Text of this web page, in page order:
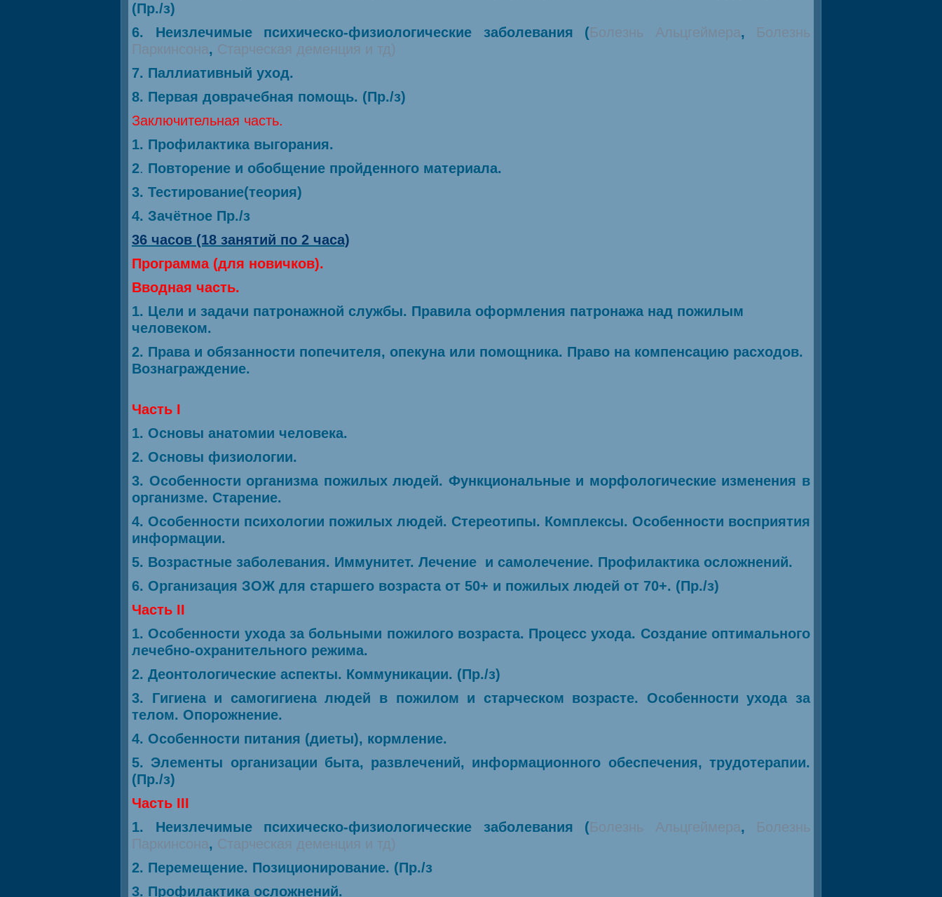
(Пр./з)
6. Неизлечимые психическо-физиологические заболевания (Болезнь Альцгеймера, Болезнь
Паркинсона, Старческая деменция и тд)
7. Паллиативный уход.
8. Первая доврачебная помощь. (Пр./з)
Заключительная часть.
1. Профилактика выгорания.
2. Повторение и обобщение пройденного материала.
3. Тестирование(теория)
4. Зачётное Пр./з
36 часов (18 занятий по 2 часа)
Программа (для новичков).
Вводная часть.
1. Цели и задачи патронажной службы. Правила оформления патронажа над пожилым
человеком.
2. Права и обязанности попечителя, опекуна или помощника. Право на компенсацию расходов.
Вознаграждение.
Часть I
1. Основы анатомии человека.
2. Основы физиологии.
3. Особенности организма пожилых людей. Функциональные и морфологические изменения в
организме. Старение.
4. Особенности психологии пожилых людей. Стереотипы. Комплексы. Особенности восприятия
информации.
5. Возрастные заболевания. Иммунитет. Лечение и самолечение. Профилактика осложнений.
6. Организация ЗОЖ для старшего возраста от 50+ и пожилых людей от 70+. (Пр./з)
Часть II
1. Особенности ухода за больными пожилого возраста. Процесс ухода. Создание оптимального
лечебно-охранительного режима.
2. Деонтологические аспекты. Коммуникации. (Пр./з)
3. Гигиена и самогигиена людей в пожилом и старческом возрасте. Особенности ухода за
телом. Опорожнение.
4. Особенности питания (диеты), кормление.
5. Элементы организации быта, развлечений, информационного обеспечения, трудотерапии.
(Пр./з)
Часть III
1. Неизлечимые психическо-физиологические заболевания (Болезнь Альцгеймера, Болезнь
Паркинсона, Старческая деменция и тд)
2. Перемещение. Позиционирование. (Пр./з
3. Профилактика осложнений.